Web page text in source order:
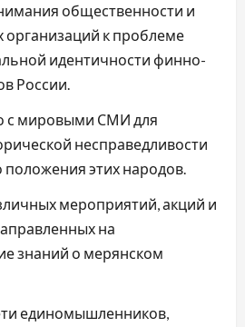
общественности и
к проблеме
идентичности финно-
России.
с мировыми СМИ для
несправедливости
этих народов.
мероприятий, акций и
на
знаний о мерянском
единомышленников,